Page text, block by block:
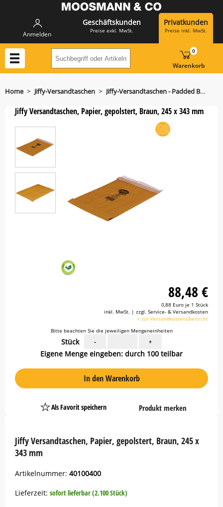
Anmelden
Geschäftskunden
Preise exkl. MwSt.
Privatkunden
Preise inkl. MwSt.
Suchbegriff oder Artikelnummer hier
Warenkorb
0
Home > Jiffy-Versandtaschen > Jiffy-Versandtaschen - Padded Bags 245 x 343 mm
Jiffy Versandtaschen, Papier, gepolstert, Braun, 245 x
343 mm
Artikelnummer: 40100400
Lieferzeit: sofort lieferbar (2.100 Stück)
Jiffy Versandtaschen, Papier, gepolstert, Braun, 245 x 343 mm
88,48 €
0,88 Euro je 1 Stück
inkl. MwSt. | zzgl. Service- & Versandkosten
> zur Versandkostenübersicht
Bitte beachten Sie die jeweiligen Mengeneinheiten
Stück - +
Eigene Menge eingeben: durch 100 teilbar
In den Warenkorb
Als Favorit speichern
PlatzhalterProdukt merken